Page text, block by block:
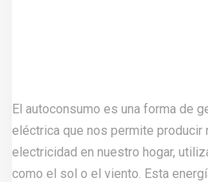
El autoconsumo es una forma de
eléctrica que nos permite producir
electricidad en nuestro hogar,
como el sol o el viento. Esta